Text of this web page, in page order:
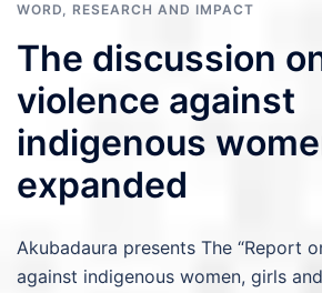
WORD, RESEARCH AND IMPACT
The discussion
violence against
indigenous
expanded
Akubadaura presents The “Report
against indigenous women, girls